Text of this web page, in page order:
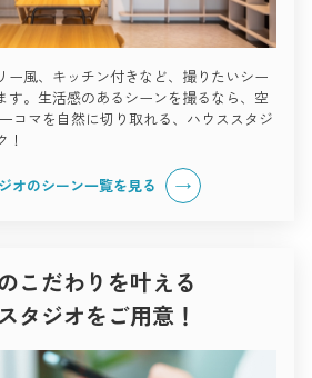
ー風、キッチン付きなど、撮りたいシー
す。生活感のあるシーンを撮るなら、空
コマを自然に切り取れる、ハウススタジ
オのシーン一覧を見る
こだわりを叶える
タジオをご用意！